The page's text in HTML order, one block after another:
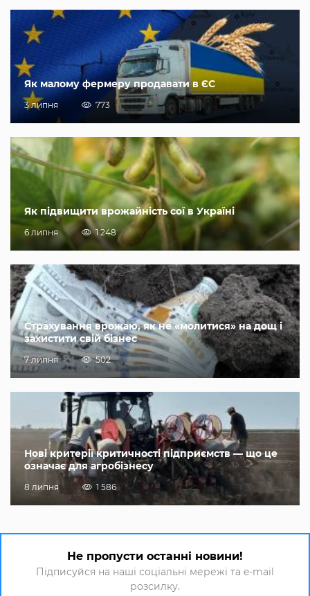
Як малому фермеру продавати в ЄС
3 липня 773
Як підвищити врожайність сої в Україні
6 липня 1 248
Страхування врожаю, як не «молитися» на дощ і
захистити свій бізнес
7 липня 502
Нові критерії критичності підприємств — що це
означає для агробізнесу
8 липня 1 586
Не пропусти останні новини!
Підписуйся на наші соціальні мережі та e-mail
розсилку.